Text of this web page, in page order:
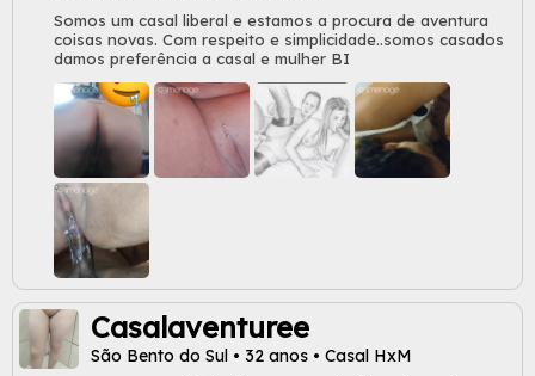
Somos um casal liberal e estamos a procura de aventura
coisas novas. Com respeito e simplicidade..somos casados
damos preferência a casal e mulher BI
Casalaventuree
São Bento do Sul • 32 anos • Casal HxM